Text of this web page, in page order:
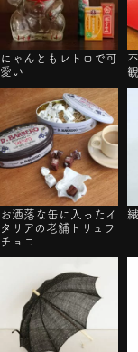
にゃんともレトロで可
愛い
お洒落な缶に入ったイ
タリアの老舗トリュフ
チョコ